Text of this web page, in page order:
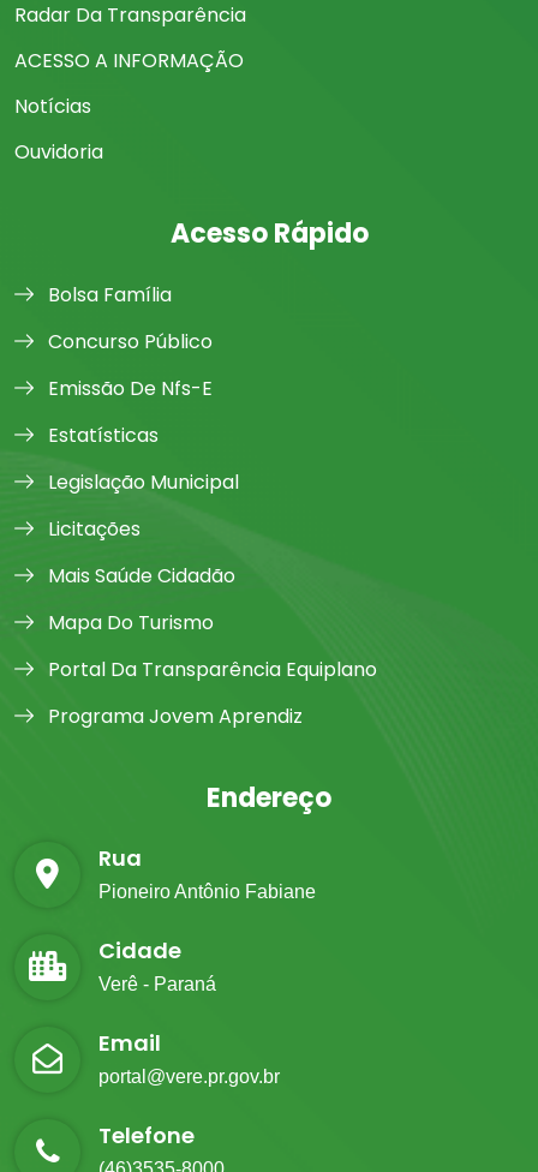
Radar Da Transparência
ACESSO A INFORMAÇÃO
Notícias
Ouvidoria
Acesso Rápido
Bolsa Família
Concurso Público
Emissão De Nfs-E
Estatísticas
Legislação Municipal
Licitações
Mais Saúde Cidadão
Mapa Do Turismo
Portal Da Transparência Equiplano
Programa Jovem Aprendiz
Endereço
Rua
Pioneiro Antônio Fabiane
Cidade
Verê - Paraná
Email
portal@vere.pr.gov.br
Telefone